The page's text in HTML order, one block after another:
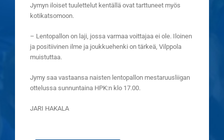
Jymyn iloiset tuulettelut kentällä ovat tarttuneet myös
kotikatsomoon.
– Lentopallon on laji, jossa varmaa voittajaa ei ole. Iloinen
ja positiivinen ilme ja joukkuehenki on tärkeä, Vilppola
muistuttaa.
Jymy saa vastaansa naisten lentopallon mestaruusliigan
ottelussa sunnuntaina HPK:n klo 17.00.
JARI HAKALA